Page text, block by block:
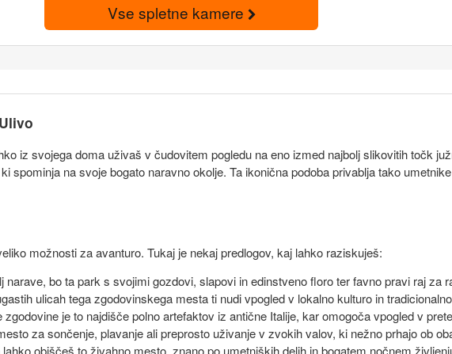
Vse spletne kamere
iz svojega doma uživaš v čudovitem pogledu na eno izmed najbolj slikovitih točk
spominja na svoje bogato naravno okolje. Ta ikonična podoba privablja tako
možnosti za avanturo. Tukaj je nekaj predlogov, kaj lahko raziskuješ:
narave, bo ta park s svojimi gozdovi, slapovi in edinstveno floro ter favno pravi raj za
ulicah tega zgodovinskega mesta ti nudi vpogled v lokalno kulturo in
zgodovine je to najdišče polno artefaktov iz antične Italije, kar omogoča vpogled v
za sončenje, plavanje ali preprosto uživanje v zvokih valov, ki nežno prhajo ob
obiščeš to živahno mesto, znano po umetniških delih in bogatem nočnem